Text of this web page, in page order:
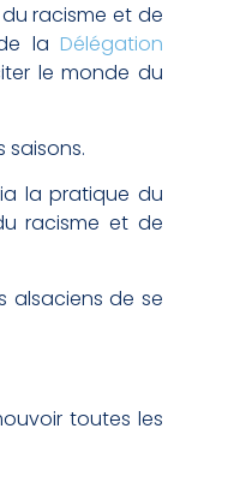
racisme et de
la Délégation
le monde du
saisons.
la pratique du
racisme et de
alsaciens de se
toutes les